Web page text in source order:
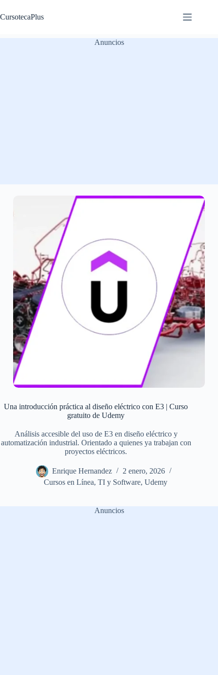
al
contenido
CursotecaPlus
Anuncios
Una introducción práctica al diseño eléctrico con E3 | Curso
gratuito de Udemy
Análisis accesible del uso de E3 en diseño eléctrico y
automatización industrial. Orientado a quienes ya trabajan con
proyectos eléctricos.
Enrique Hernandez
2 enero, 2026
Cursos en Línea,TI y Software,Udemy
Anuncios